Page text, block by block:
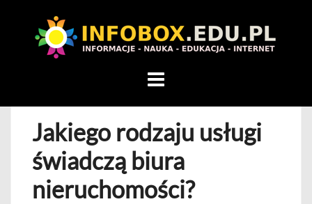
WITAMY
INFOBOX
INFORMACYJNY
STRON
blogu
przedstawiamy
Jakiego rodzaju usługi
świadczą biura
nieruchomości?